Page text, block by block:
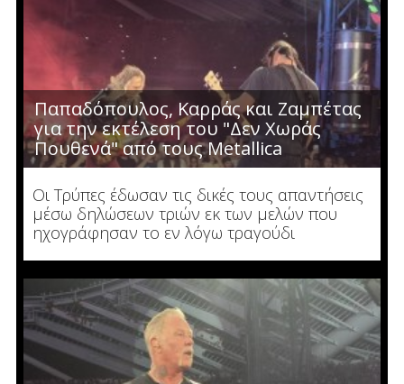
Παπαδόπουλος, Καρράς και Ζαμπέτας
για την εκτέλεση του "Δεν Χωράς
Πουθενά" από τους Metallica
Οι Τρύπες έδωσαν τις δικές τους απαντήσεις
μέσω δηλώσεων τριών εκ των μελών που
ηχογράφησαν το εν λόγω τραγούδι